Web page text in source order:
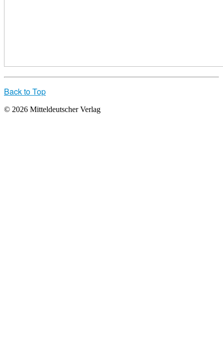
Back to Top
© 2026 Mitteldeutscher Verlag